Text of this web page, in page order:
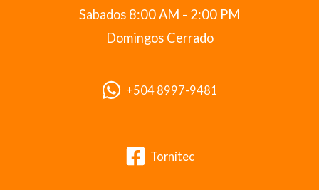
Sabados 8:00 AM - 2:00 PM
Domingos Cerrado
+504 8997-9481
Tornitec